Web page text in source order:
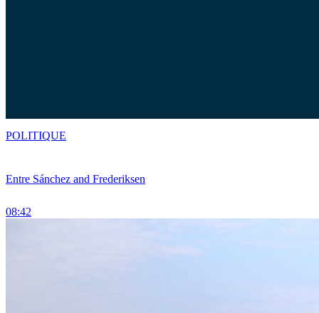
Entre Sánchez and Frederiksen
08:42
POLITIQUE